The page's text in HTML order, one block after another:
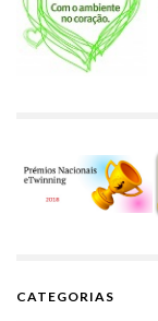
CATEGORIAS